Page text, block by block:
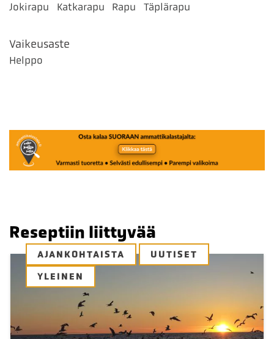
Jokirapu Katkarapu Rapu Täplärapu
Vaikeusaste
Helppo
Reseptiin liittyvää
AJANKOHTAISTA
UUTISET
YLEINEN